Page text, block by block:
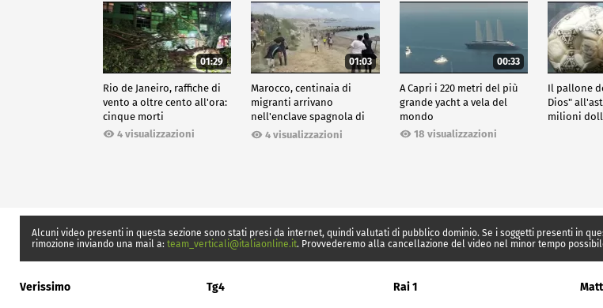
01:29
Rio de Janeiro, raffiche di
vento a oltre cento all'ora:
cinque morti
4 visualizzazioni
01:03
Marocco, centinaia di
migranti arrivano
nell'enclave spagnola di
Ceuta4 visualizzazioni
00:33
A Capri i 220 metri del più
grande yacht a vela del
mondo
18 visualizzazioni
Il pallone
Dios"
milioni
Alcuni video presenti in questa sezione sono stati presi da internet, quindi valutati di pubblico dominio. Se i soggetti presenti in
rimozione inviando una mail a: team_verticali@italiaonline.it. Provvederemo alla cancellazione del video nel minor tempo
Verissimo Tg4 Rai 1